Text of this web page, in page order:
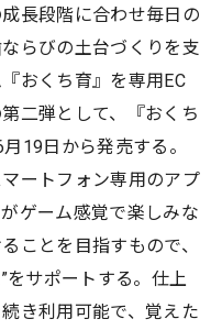
長段階に合わせ毎日の
らびの土台づくりを支
おくち育』を専用EC
二弾として、『おくち
19日から発売する。
ートフォン専用のアプ
ゲーム感覚で楽しみな
ことを目指すもので、
をサポートする。仕上
き利用可能で、覚えた